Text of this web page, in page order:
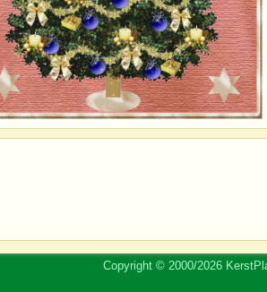
Copyright © 2000/2026